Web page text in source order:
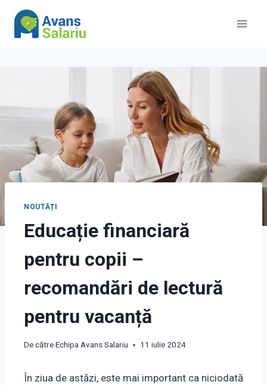
content
NOUTĂȚI
Educație financiară
pentru copii –
recomandări de lectură
pentru vacanță
De cătreEchipa Avans Salariu 11 iulie 2024
În ziua de astăzi, este mai important ca niciodată